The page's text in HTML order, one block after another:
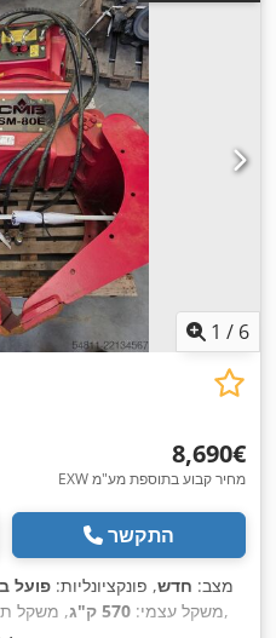
1 / 6
‏8,690 ‏€
EXW מחיר קבוע בתוספת מע"מ
התקשר
מצב: חדש, פונקציונליות: פועל
משקל עצמי: 570 ק"ג , משקל ,